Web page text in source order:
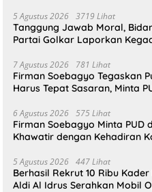
5 Agustus 2026 3719 Lihat
Tanggung Jawab Moral,
Partai Golkar Laporkan
7 Agustus 2026 781 Lihat
Firman Soebagyo Tegaskan
Harus Tepat Sasaran, Minta
6 Agustus 2026 575 Lihat
Firman Soebagyo Minta PUD
Khawatir dengan Kehadiran
5 Agustus 2026 447 Lihat
Berhasil Rekrut 10 Ribu Kader
Aldi Al Idrus Serahkan Mobil